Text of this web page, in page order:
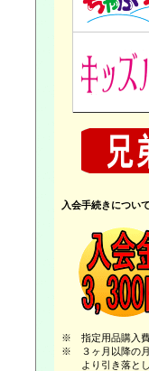
入会手続きについて
※ 指定用品購入費
※ ３ヶ月以降の月
より引き落とし